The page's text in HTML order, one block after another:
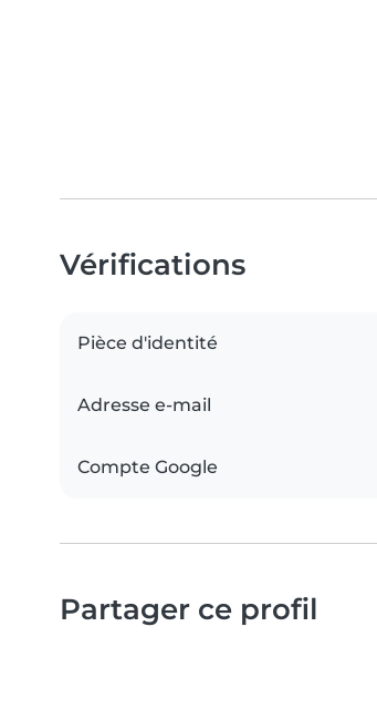
Vérifications
Pièce d'identité
Adresse e-mail
Compte Google
Partager ce profil